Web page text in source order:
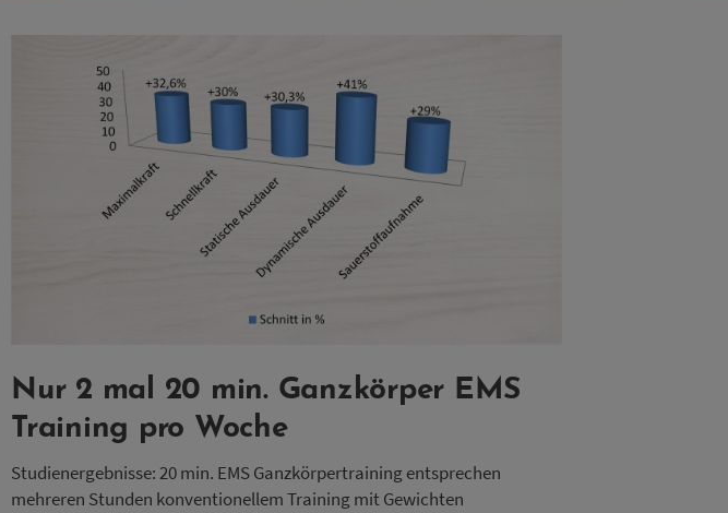
Nur 2 mal 20 min. Ganzkörper EMS
Training pro Woche
Studienergebnisse: 20 min. EMS Ganzkörpertraining entsprechen
mehreren Stunden konventionellem Training mit Gewichten